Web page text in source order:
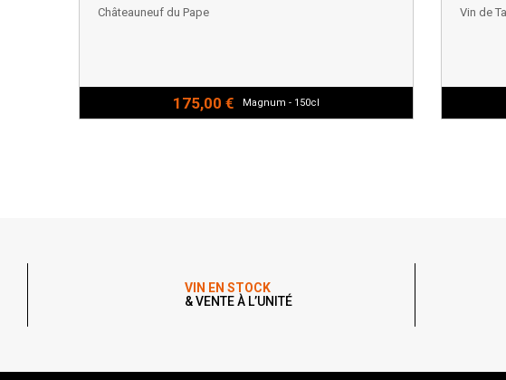
Châteauneuf du Pape
175,00 € Magnum - 150cl
Vin de
VIN EN STOCK
& VENTE À L’UNITÉ